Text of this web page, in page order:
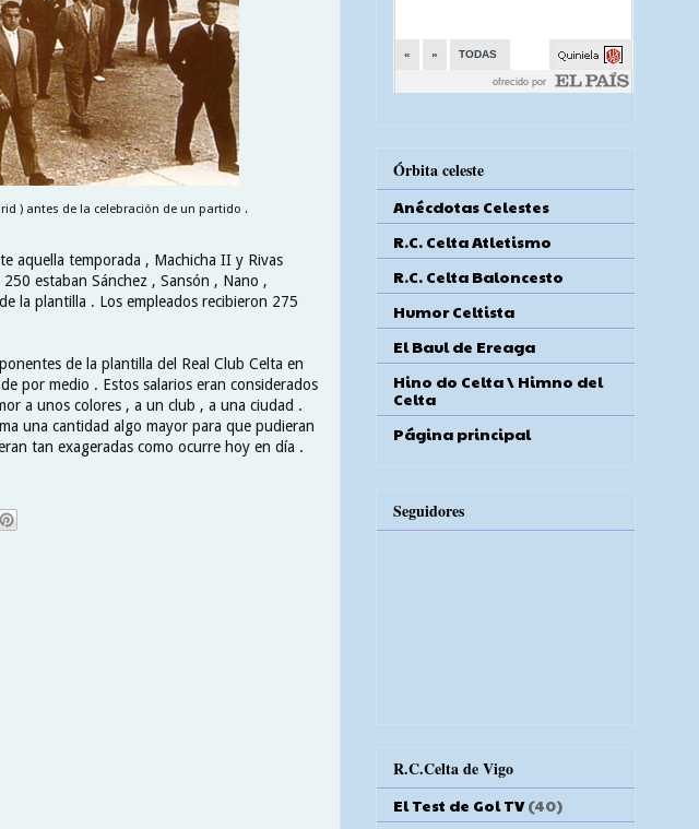
) antes de la celebración de un partido .
aquella temporada , Machicha II y Rivas
estaban Sánchez , Sansón , Nano ,
la plantilla . Los empleados recibieron 275
de la plantilla del Real Club Celta en
por medio . Estos salarios eran considerados
a unos colores , a un club , a una ciudad .
una cantidad algo mayor para que pudieran
tan exageradas como ocurre hoy en día .
Órbita celeste
Anécdotas Celestes
R.C. Celta Atletismo
R.C. Celta Baloncesto
Humor Celtista
El Baul de Ereaga
Hino do Celta \ Himno del
Celta
Página principal
Seguidores
R.C.Celta de Vigo
El Test de Gol TV (40)